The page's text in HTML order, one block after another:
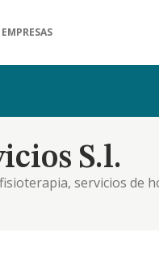
S.l.
servicios de